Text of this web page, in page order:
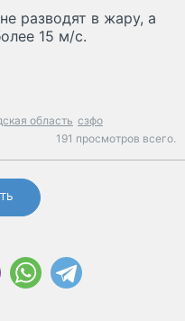
разводят в жару, а
15 м/с.
область сзфо
191 просмотров всего.